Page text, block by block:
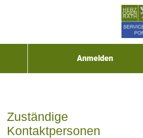
Anmelden
Zuständige
Kontaktpersonen